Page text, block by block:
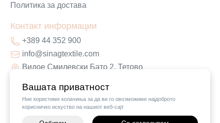
Вашата приватност
Ние користиме колачиња за да ви го овозможиме најдоброто
корисничко искуство на нашиот веб-сајт
Политика за достава
Контакт информации
+389 44 352 900
info@sinagtextile.com
Видое Смилевски Бато 2, Тетово